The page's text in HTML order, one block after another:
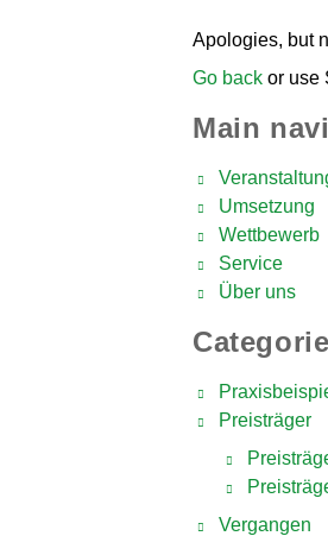
Apologies, but
Go back or use
Main
Umsetzung
Wettbewerb
Service
Über uns
Preisträger
Vergangen